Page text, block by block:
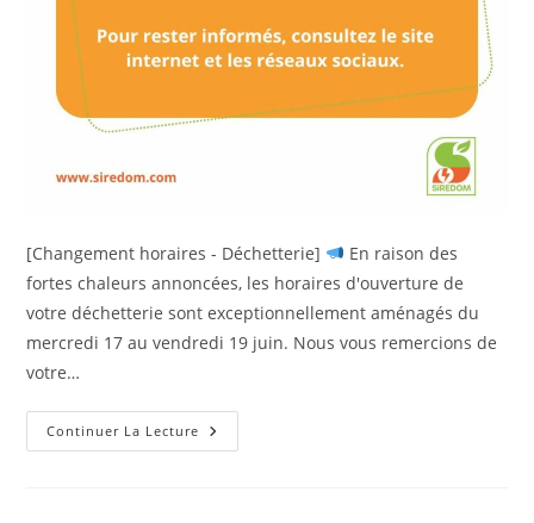
[Changement horaires - Déchetterie]
En raison des
fortes chaleurs annoncées, les horaires d'ouverture de
votre déchetterie sont exceptionnellement aménagés du
mercredi 17 au vendredi 19 juin. Nous vous remercions de
votre…
Continuer La Lecture